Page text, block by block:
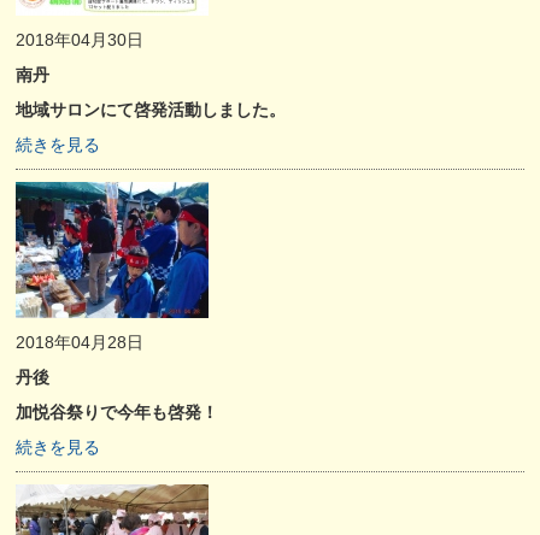
2018年04月30日
南丹
地域サロンにて啓発活動しました。
続きを見る
2018年04月28日
丹後
加悦谷祭りで今年も啓発！
続きを見る